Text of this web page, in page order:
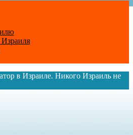
в Израиле. Никого Израиль не